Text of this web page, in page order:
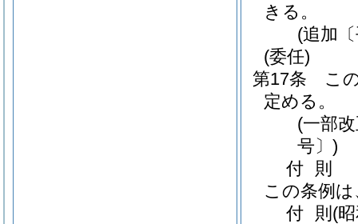
きる。
(追加
(委任)
第17条
こ
定める。
(一部
号〕)
付 則
この条例
付 則 (